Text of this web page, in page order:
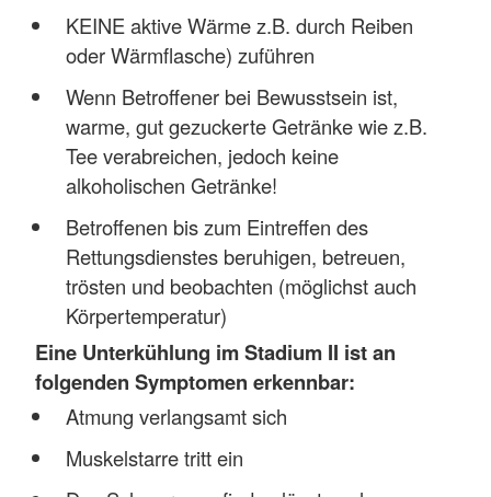
KEINE aktive Wärme z.B. durch Reiben
oder Wärmflasche) zuführen
Wenn Betroffener bei Bewusstsein ist,
warme, gut gezuckerte Getränke wie z.B.
Tee verabreichen, jedoch keine
alkoholischen Getränke!
Betroffenen bis zum Eintreffen des
Rettungsdienstes beruhigen, betreuen,
trösten und beobachten (möglichst auch
Körpertemperatur)
Eine Unterkühlung im Stadium II ist an
folgenden Symptomen erkennbar:
Atmung verlangsamt sich
Muskelstarre tritt ein